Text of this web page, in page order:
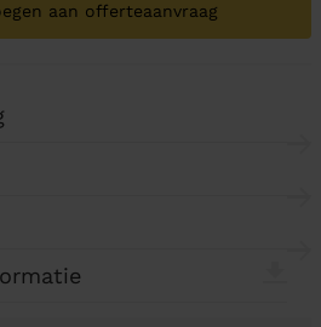
aan offerteaanvraag